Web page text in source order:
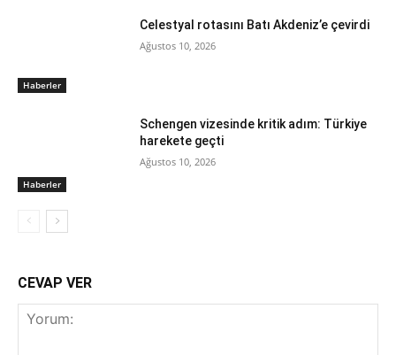
Haberler
Celestyal rotasını Batı Akdeniz’e çevirdi
Ağustos 10, 2026
Haberler
Schengen vizesinde kritik adım: Türkiye
harekete geçti
Ağustos 10, 2026
CEVAP VER